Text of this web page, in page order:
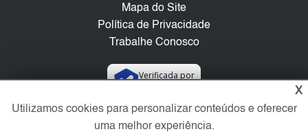
Mapa do Site
Política de Privacidade
Trabalhe Conosco
Verificada por
Redes Sociais
X
Utilizamos cookies para personalizar conteúdos e oferecer
uma melhor experiência.